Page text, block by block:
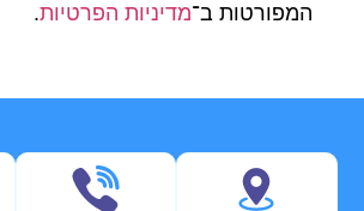
המפורטות ב־מדיניות הפרטיות.